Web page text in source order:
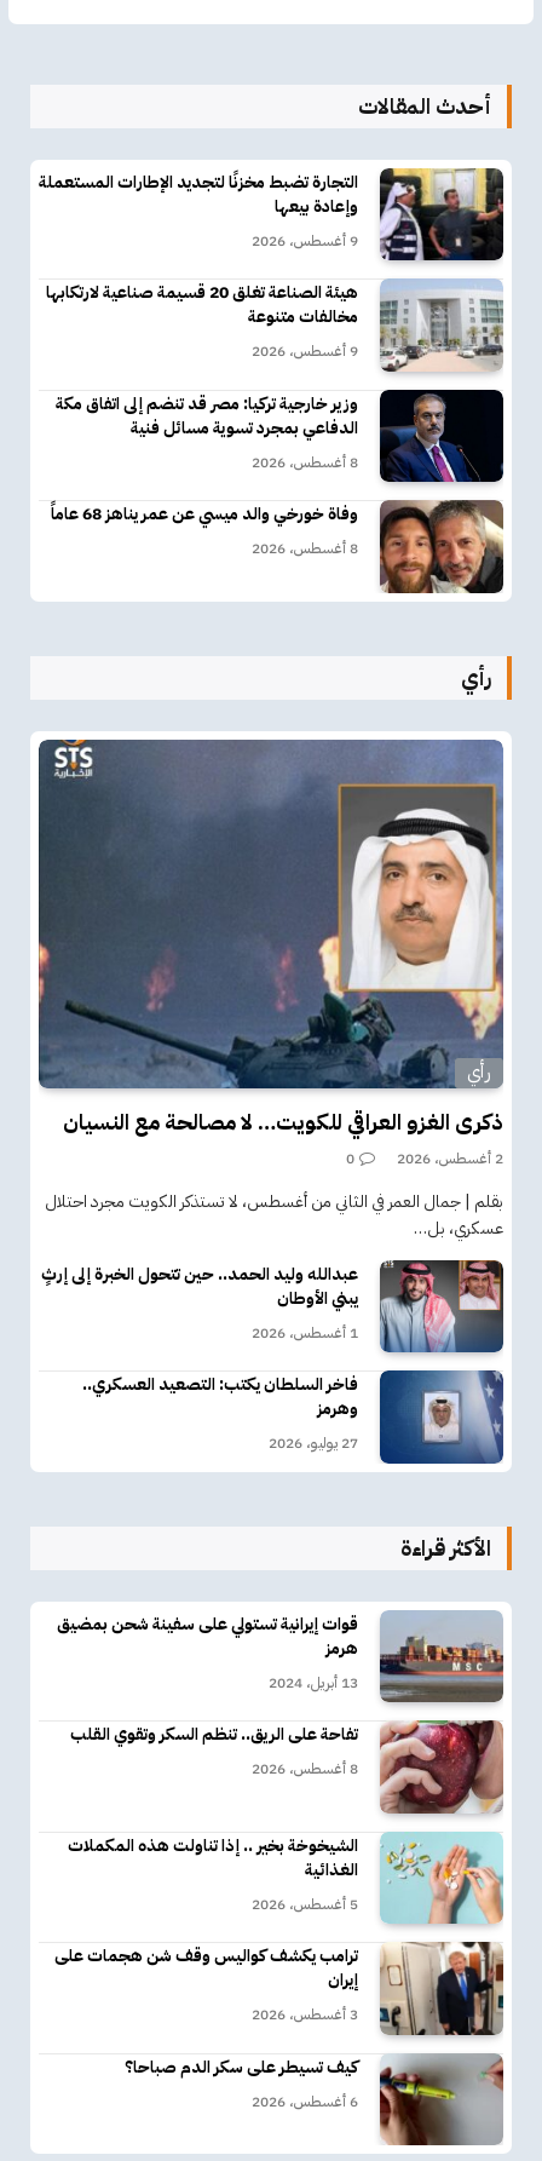
أحدث المقالات
التجارة تضبط مخزنًا لتجديد الإطارات المستعملة
وإعادة بيعها
9 أغسطس، 2026
هيئة الصناعة تغلق 20 قسيمة صناعية لارتكابها
مخالفات متنوعة
9 أغسطس، 2026
وزير خارجية تركيا: مصر قد تنضم إلى اتفاق مكة
الدفاعي بمجرد تسوية مسائل فنية
8 أغسطس، 2026
وفاة خورخي والد ميسي عن عمر يناهز 68 عاماً
8 أغسطس، 2026
رأي
رأي
ذكرى الغزو العراقي للكويت… لا مصالحة مع النسيان
2 أغسطس، 2026 0
بقلم | جمال العمر في الثاني من أغسطس، لا تستذكر الكويت مجرد احتلال
عسكري، بل…
عبدالله وليد الحمد.. حين تتحول الخبرة إلى إرثٍ
يبني الأوطان
1 أغسطس، 2026
فاخر السلطان يكتب: التصعيد العسكري..
وهرمز
27 يوليو، 2026
الأكثر قراءة
قوات إيرانية تستولي على سفينة شحن بمضيق
هرمز
13 أبريل، 2024
تفاحة على الريق.. تنظم السكر وتقوي القلب
8 أغسطس، 2026
الشيخوخة بخير .. إذا تناولت هذه المكملات
الغذائية
5 أغسطس، 2026
ترامب يكشف كواليس وقف شن هجمات على
إيران
3 أغسطس، 2026
كيف تسيطر على سكر الدم صباحا؟
6 أغسطس، 2026